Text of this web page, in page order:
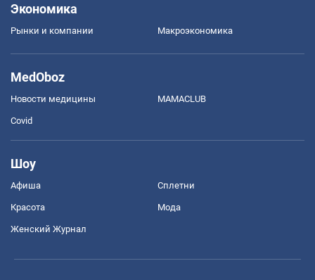
Экономика
Рынки и компании Mакроэкономика
MedOboz
Новости медицины MAMACLUB
Covid
Шоу
Афиша Сплетни
Красота Мода
Женский Журнал